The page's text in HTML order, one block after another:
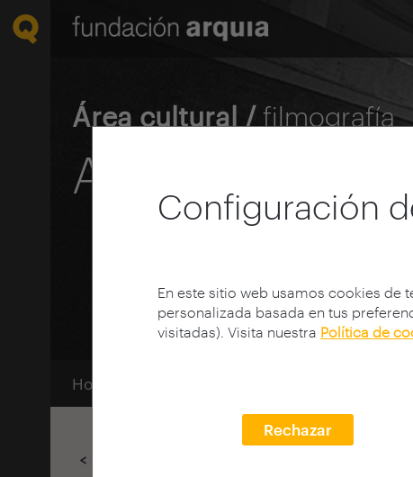
Configuración
En este sitio web usamos cookies
personalizada basada en tus
visitadas). Visita nuestra Política de
Rechazar
Área cultural /filmografía
Actos
Home
< Selecciona filtros